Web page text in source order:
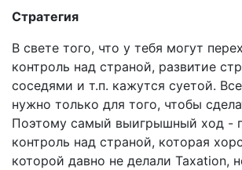
Стратегия
В свете того, что у тебя могут
контроль над страной, развитие
соседями и т.п. кажутся суетой.
нужно только для того, чтобы
Поэтому самый выигрышный ход -
контроль над страной, которая
которой давно не делали Taxation,